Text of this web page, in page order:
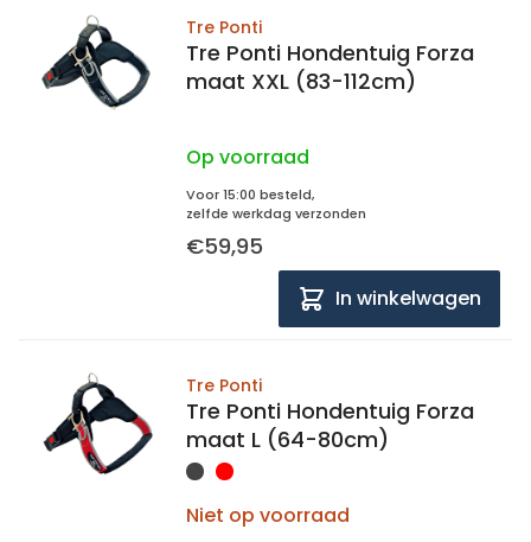
Tre Ponti
Tre Ponti Hondentuig Forza
maat XXL (83-112cm)
Op voorraad
Voor 15:00 besteld,
zelfde werkdag verzonden
€59,95
In winkelwagen
Tre Ponti
Tre Ponti Hondentuig Forza
maat L (64-80cm)
Niet op voorraad